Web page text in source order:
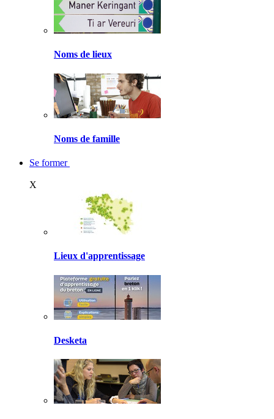
Noms de lieux
Noms de famille
Se former
X
Lieux d'apprentissage
Desketa